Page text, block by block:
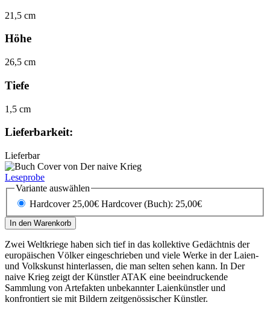
21,5 cm
Höhe
26,5 cm
Tiefe
1,5 cm
Lieferbarkeit:
Lieferbar
Leseprobe
Variante auswählen
Hardcover 25,00€
Hardcover (Buch): 25,00€
In den Warenkorb
Zwei Weltkriege haben sich tief in das kollektive Gedächtnis der
europäischen Völker eingeschrieben und viele Werke in der Laien-
und Volkskunst hinterlassen, die man selten sehen kann. In Der
naive Krieg zeigt der Künstler ATAK eine beeindruckende
Sammlung von Artefakten unbekannter Laienkünstler und
konfrontiert sie mit Bildern zeitgenössischer Künstler.